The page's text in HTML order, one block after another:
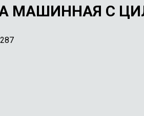
МАШИННАЯ С